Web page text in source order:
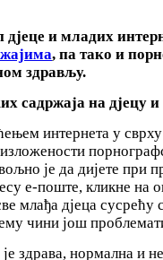
дјеце и младих
, па тако и
здрављу.
садржаја на дјецу
интернета у
је да дијете при
е-поште, кликне на
млађа дјеца сусрећу
чини још
здрава, нормална и